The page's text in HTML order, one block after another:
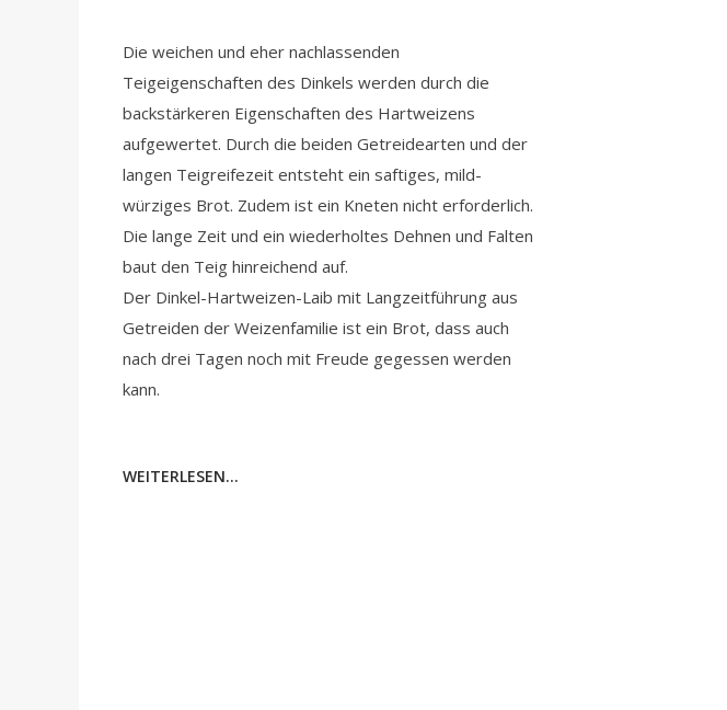
Die weichen und eher nachlassenden
Teigeigenschaften des Dinkels werden durch die
backstärkeren Eigenschaften des Hartweizens
aufgewertet. Durch die beiden Getreidearten und der
langen Teigreifezeit entsteht ein saftiges, mild-
würziges Brot. Zudem ist ein Kneten nicht erforderlich.
Die lange Zeit und ein wiederholtes Dehnen und Falten
baut den Teig hinreichend auf.
Der Dinkel-Hartweizen-Laib mit Langzeitführung aus
Getreiden der Weizenfamilie ist ein Brot, dass auch
nach drei Tagen noch mit Freude gegessen werden
kann.
WEITERLESEN...